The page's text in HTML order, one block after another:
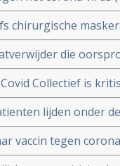
na goede
chirurgische
studies.
van ons eist.
die
betere
procentCollectief is
Covid-19 en pleit
lijden onder
en
vaccin tegen
ouderen (55+),